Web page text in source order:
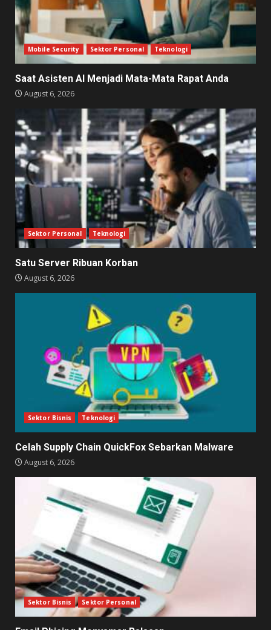
Mobile Security Sektor Personal Teknologi
Saat Asisten AI Menjadi Mata-Mata Rapat Anda
August 6, 2026
Sektor Personal Teknologi
Satu Server Ribuan Korban
August 6, 2026
Sektor Bisnis Teknologi
Celah Supply Chain QuickFox Sebarkan Malware
August 6, 2026
Sektor Bisnis Sektor Personal